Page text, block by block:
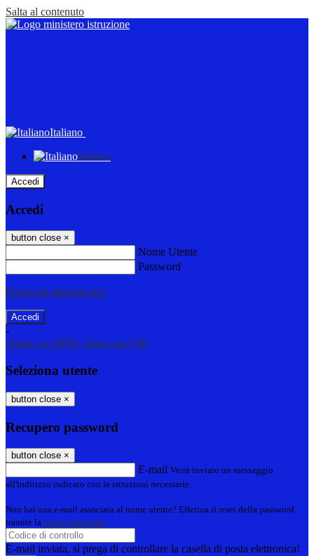
Salta al contenuto
Italiano
Italiano
Accedi
Accedi
button close ×
Nome Utente
Password
Password dimenticata?
-
Entra con SPID Entra con CIE
Seleziona utente
button close ×
Recupero password
button close ×
E-mail Verrà inviato un messaggio
all'indirizzo indicato con le istruzioni necessarie.
Non hai una e-mail associata al nome utente? Effettua il reset della password
tramite la Login Spaggiari
E-mail inviata, si prega di controllare la casella di posta elettronica!